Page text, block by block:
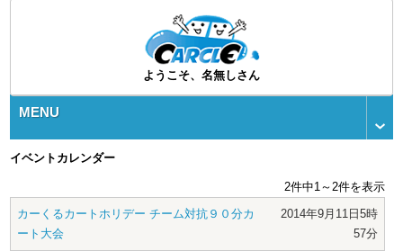
ようこそ、名無しさん
MENU
イベントカレンダー
2件中1～2件を表示
カーくるカートホリデー チーム対抗９０分カ
ート大会
2014年9月11日5時
57分